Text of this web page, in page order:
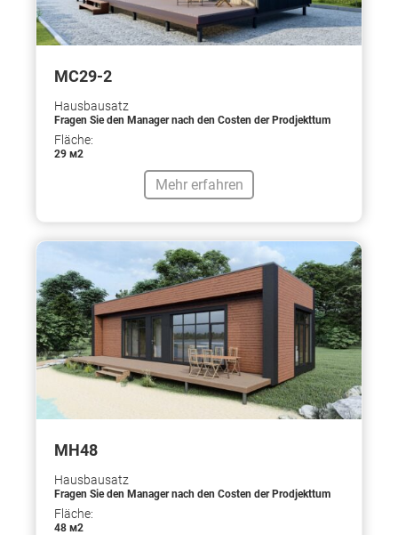
МС29-2
Hausbausatz
Fragen Sie den Manager nach den Costen der Prodjekttum
Fläche:
29 м2
Mehr erfahren
МН48
Hausbausatz
Fragen Sie den Manager nach den Costen der Prodjekttum
Fläche:
48 м2